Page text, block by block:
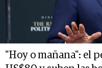
"Hoy o mañana": el